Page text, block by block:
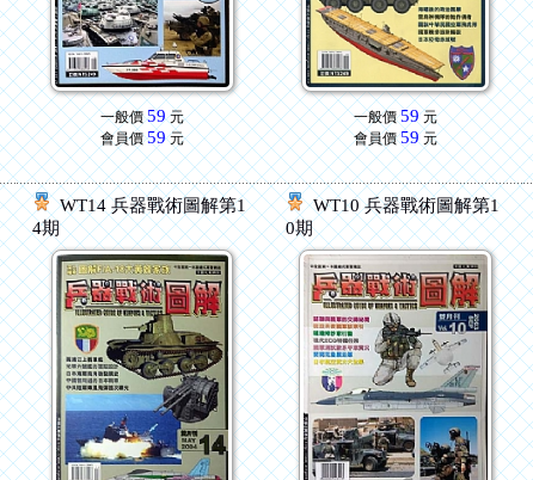
一般價 59元
會員價 59元
一般價 59元
會員價 59元
WT14 兵器戰術圖解第1
4期
WT10 兵器戰術圖解第1
0期